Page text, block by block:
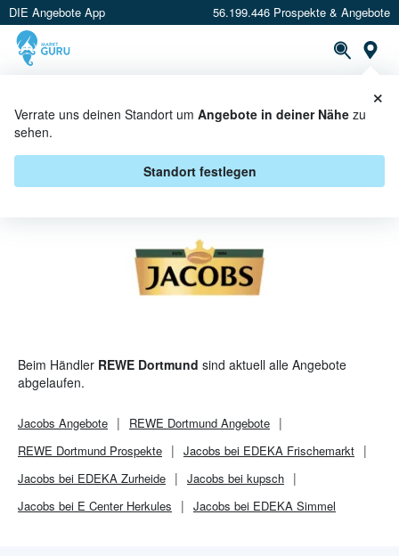
DIE Angebote App 56.199.446 Prospekte & Angebote
Verrate uns deinen Standort um Angebote in deiner Nähe zu
sehen.
Standort festlegen
×
JACOBS BEI REWE DORTMUND -
ANGEBOTE & AKTIONEN
Beim Händler REWE Dortmund sind aktuell alle Angebote
abgelaufen.
Jacobs Angebote REWE Dortmund Angebote
REWE Dortmund Prospekte
Jacobs bei EDEKA Frischemarkt
Jacobs bei EDEKA Zurheide
Jacobs bei kupsch
Jacobs bei E Center Herkules
Jacobs bei EDEKA Simmel